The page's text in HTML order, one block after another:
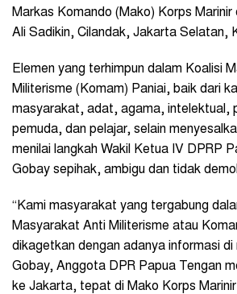
Markas Komando (Mako) Korps
Ali Sadikin, Cilandak, Jakarta Selatan,
Elemen yang terhimpun dalam Koalisi
Militerisme (Komam) Paniai, baik dari
masyarakat, adat, agama, intelektual,
pemuda, dan pelajar, selain
menilai langkah Wakil Ketua IV DPRP
Gobay sepihak, ambigu dan tidak
“Kami masyarakat yang tergabung
Masyarakat Anti Militerisme atau
dikagetkan dengan adanya informasi di
Gobay, Anggota DPR Papua Tengan
ke Jakarta, tepat di Mako Korps